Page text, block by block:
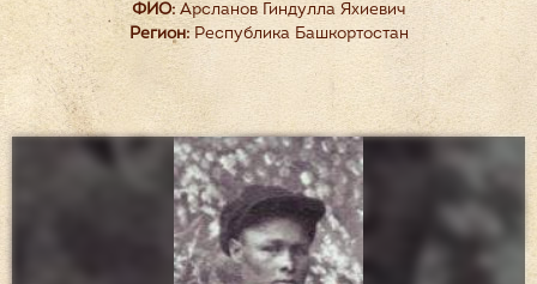
ФИО: Арсланов Гиндулла Яхиевич
Регион:Республика Башкортостан